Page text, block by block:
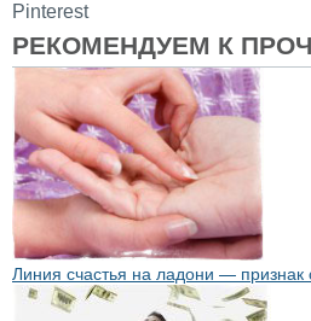
Pinterest
РЕКОМЕНДУЕМ К
Линия счастья на ладони — признак